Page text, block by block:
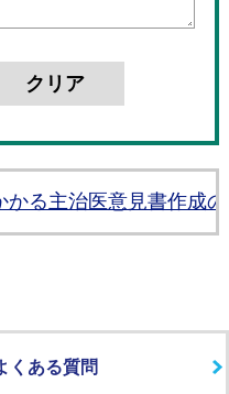
る主治医意見書作成
くある質問